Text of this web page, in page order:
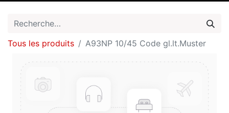
Tous les produits A93NP 10/45 Code gl.lt.Muster